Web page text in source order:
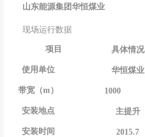
山东能源集团华恒煤业
现场运行数据
项目 具体情况
使用单位 华恒煤业
带宽（m） 1000
安装地点 主提升
安装时间 2015.7